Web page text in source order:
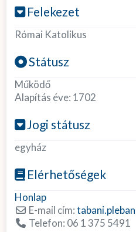
Felekezet
Római Katolikus
Státusz
Működő
Alapítás éve: 1702
Jogi státusz
egyház
Elérhetőségek
Honlap
E-mail cím:
Telefon: 06 1 375 5491